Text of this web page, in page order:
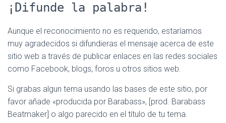
¡Difunde la palabra!
Aunque el reconocimiento no es requerido, estaríamos
muy agradecidos si difundieras el mensaje acerca de este
sitio web a través de publicar enlaces en las redes sociales
como Facebook, blogs, foros u otros sitios web.
Si grabas algun tema usando las bases de este sitio, por
favor añade «producida por Barabass», [prod. Barabass
Beatmaker] o algo parecido en el título de tu tema.